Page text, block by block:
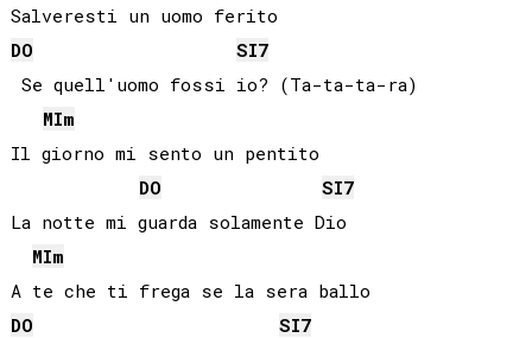
DO
SI7
Se quell'uomo fossi io? (Ta-ta-ta-ra)
MIm
Il giorno mi sento un pentito
DO
SI7
La notte mi guarda solamente Dio
MIm
DO
SI7